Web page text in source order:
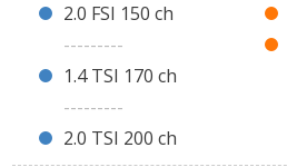
2.0 FSI 150 ch
---------
1.4 TSI 170 ch
---------
2.0 TSI 200 ch